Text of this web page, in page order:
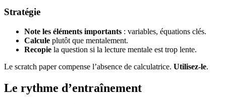
Stratégie
Note les éléments importants : variables, équations clés.
Calcule plutôt que mentalement.
Recopie la question si la lecture mentale est trop lente.
Le scratch paper compense l’absence de calculatrice. Utilisez-le.
Le rythme d’entraînement